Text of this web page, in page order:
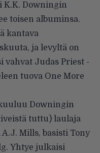
K.K. Downingin
toisen albuminsa.
kantava
ja levyltä on
Judas Priest -
tuova One More
Downingin
tuttu) laulaja
Mills, basisti Tony
Yhtye julkaisi